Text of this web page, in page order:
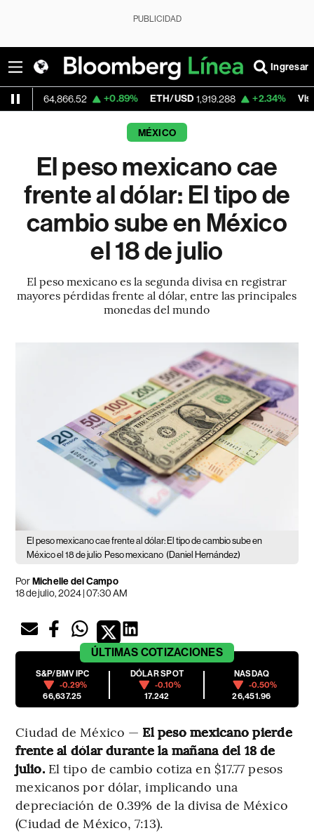
PUBLICIDAD
Ingresar
64,866.52 +0.89% ETH/USD 1,919.288 +2.34% Visa 368.51
MÉXICO
El peso mexicano cae
frente al dólar: El tipo de
cambio sube en México
el 18 de julio
El peso mexicano es la segunda divisa en registrar
mayores pérdidas frente al dólar, entre las principales
monedas del mundo
El peso mexicano cae frente al dólar: El tipo de cambio sube en
México el 18 de julio Peso mexicano (Daniel Hernández)
PorMichelle del Campo
18 de julio, 2024 | 07:30 AM
ÚLTIMAS COTIZACIONES
S&P/BMV IPC
-0.29%
66,637.25
DÓLAR SPOT
-0.10%
17.242
NASDAQ
-0.50%
26,451.96
Ciudad de México — El peso mexicano pierde
frente al dólar durante la mañana del 18 de
julio.El tipo de cambio cotiza en $17.77 pesos
mexicanos por dólar, implicando una
depreciación de 0.39% de la divisa de México
(Ciudad de México, 7:13).